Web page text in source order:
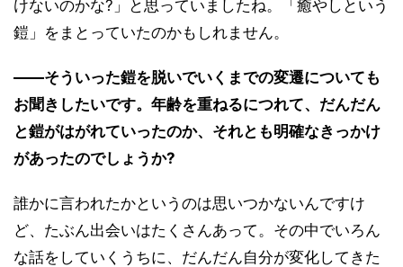
けないのかな?」と思っていましたね。「癒やしという
鎧」をまとっていたのかもしれません。
――そういった鎧を脱いでいくまでの変遷についても
お聞きしたいです。年齢を重ねるにつれて、だんだん
と鎧がはがれていったのか、それとも明確なきっかけ
があったのでしょうか?
誰かに言われたかというのは思いつかないんですけ
ど、たぶん出会いはたくさんあって。その中でいろん
な話をしていくうちに、だんだん自分が変化してきた